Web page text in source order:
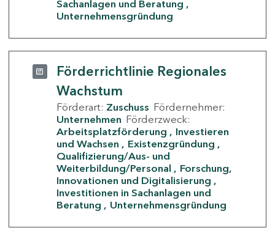
Sachanlagen und Beratung
Unternehmensgründung
Förderrichtlinie Regionales
Wachstum
Förderart: Zuschuss Fördernehmer:
Unternehmen Förderzweck:
Arbeitsplatzförderung
Investieren
und Wachsen
Existenzgründung
Qualifizierung/Aus- und
Weiterbildung/Personal
Forschung,
Innovationen und Digitalisierung
Investitionen in Sachanlagen und
Beratung
Unternehmensgründung